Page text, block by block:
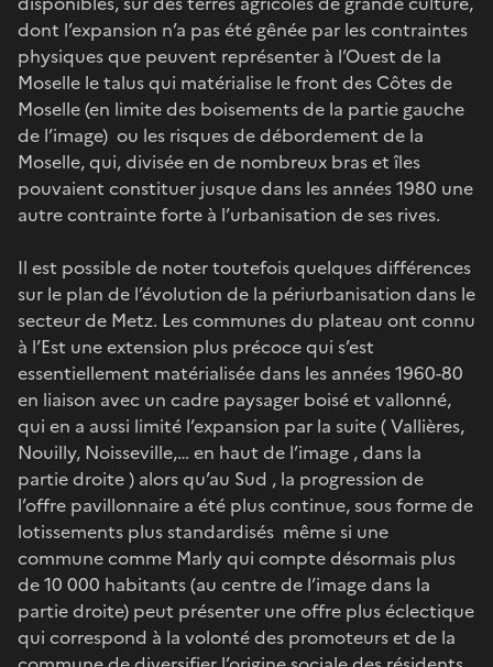
dont l’expansion n’a pas été gênée par les contraintes
physiques que peuvent représenter à l’Ouest de la
Moselle le talus qui matérialise le front des Côtes de
Moselle (en limite des boisements de la partie gauche
de l’image) ou les risques de débordement de la
Moselle, qui, divisée en de nombreux bras et îles
pouvaient constituer jusque dans les années 1980 une
autre contrainte forte à l’urbanisation de ses rives.
Il est possible de noter toutefois quelques différences
sur le plan de l’évolution de la périurbanisation dans le
secteur de Metz. Les communes du plateau ont connu
à l’Est une extension plus précoce qui s’est
essentiellement matérialisée dans les années 1960-80
en liaison avec un cadre paysager boisé et vallonné,
qui en a aussi limité l’expansion par la suite ( Vallières,
Nouilly, Noisseville,… en haut de l’image , dans la
partie droite ) alors qu’au Sud , la progression de
l’offre pavillonnaire a été plus continue, sous forme de
lotissements plus standardisés même si une
commune comme Marly qui compte désormais plus
de 10 000 habitants (au centre de l’image dans la
partie droite) peut présenter une offre plus éclectique
qui correspond à la volonté des promoteurs et de la